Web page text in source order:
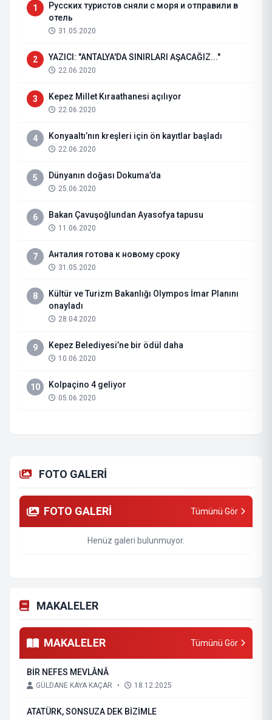
1
Русских туристов сняли с моря и отправили в
отель
31.05.2020
2 YAZICI: "ANTALYA'DA SINIRLARI AŞACAĞIZ..."
22.06.2020
3 Kepez Millet Kıraathanesi açılıyor
22.06.2020
4 Konyaaltı’nın kreşleri için ön kayıtlar başladı
22.06.2020
5 Dünyanın doğası Dokuma’da
25.06.2020
6 Bakan Çavuşoğlundan Ayasofya tapusu
11.06.2020
7 Анталия готова к новому сроку
31.05.2020
8
Kültür ve Turizm Bakanlığı Olympos İmar Planını
onayladı
28.04.2020
9 Kepez Belediyesi’ne bir ödül daha
10.06.2020
10 Kolpaçino 4 geliyor
05.06.2020
FOTO GALERİ
FOTO GALERİ Tümünü Gör
Henüz galeri bulunmuyor.
MAKALELER
MAKALELER Tümünü Gör
BİR NEFES MEVLÂNÂ
GÜLDANE KAYA KAÇAR • 18.12.2025
ATATÜRK, SONSUZA DEK BİZİMLE